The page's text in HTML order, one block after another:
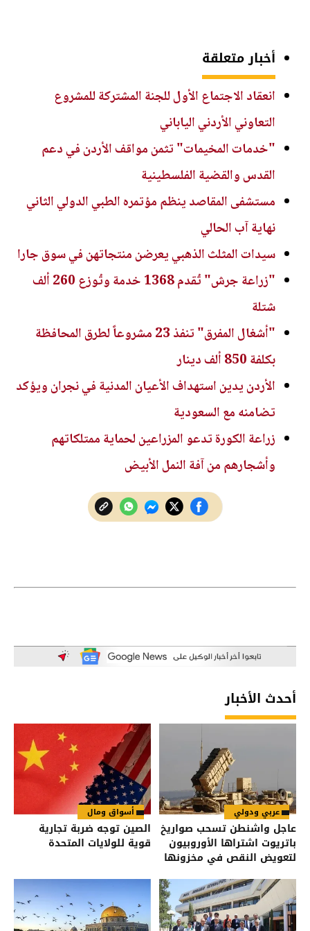
أخبار متعلقة
انعقاد الاجتماع الأول للجنة المشتركة للمشروع
التعاوني الأردني الياباني
"خدمات المخيمات" تثمن مواقف الأردن في دعم
القدس والقضية الفلسطينية
مستشفى المقاصد ينظم مؤتمره الطبي الدولي الثاني
نهاية آب الحالي
سيدات المثلث الذهبي يعرضن منتجاتهن في سوق جارا
"زراعة جرش" تُقدم 1368 خدمة وتُوزع 260 ألف
شتلة
"أشغال المفرق" تنفذ 23 مشروعاً لطرق المحافظة
بكلفة 850 ألف دينار
الأردن يدين استهداف الأعيان المدنية في نجران ويؤكد
تضامنه مع السعودية
زراعة الكورة تدعو المزراعين لحماية ممتلكاتهم
وأشجارهم من آفة النمل الأبيض
أحدث الأخبار
عربي ودولي
عاجل واشنطن تسحب صواريخ
باتريوت اشتراها الأوروبيون
لتعويض النقص في مخزونها
أسواق ومال
الصين توجه ضربة تجارية
قوية للولايات المتحدة